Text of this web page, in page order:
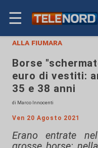
☰
alla fiumara
Borse
euro di vestiti:
35 e 38 anni
di Marco Innocenti
Ven 20 Agosto 2021
Erano entrate